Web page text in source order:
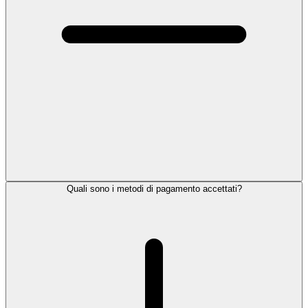
Quali sono i metodi di pagamento accettati?